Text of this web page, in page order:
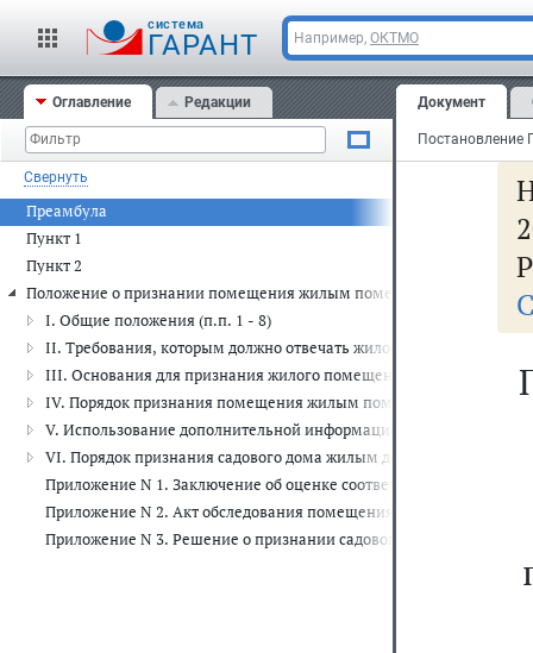
cистема
ГАРАНТ Например, ОКТМО
Оглавление Редакции
Свернуть
Преамбула
Пункт 1
Пункт 2
Положение о признании помещения жилым помещением, жилого
I. Общие положения (п.п. 1 - 8)
II. Требования, которым должно отвечать жилое помещение (п.п.
III. Основания для признания жилого помещения непригодным
IV. Порядок признания помещения жилым помещением, жилого
V. Использование дополнительной информации для принятия
VI. Порядок признания садового дома жилым домом и жилого
Приложение N 1. Заключение об оценке соответствия
Приложение N 2. Акт обследования помещения
Приложение N 3. Решение о признании садового дома жилым
Документ